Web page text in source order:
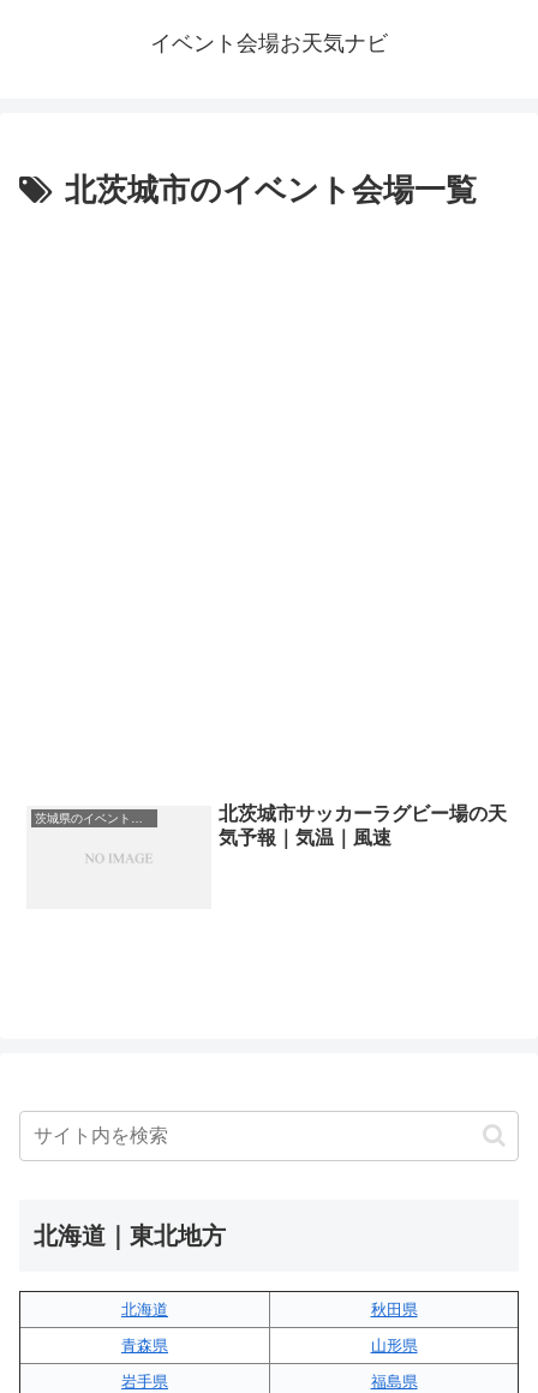
イベント会場お天気ナビ
北茨城市のイベント会場一覧
北茨城市サッカーラグビー場の天
気予報｜気温｜風速
北海道｜東北地方
北海道
秋田県
青森県
山形県
岩手県
福島県